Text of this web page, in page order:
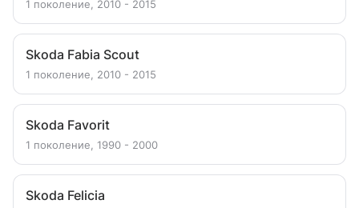
1 поколение, 2010 - 2015
Skoda Fabia Scout
1 поколение, 2010 - 2015
Skoda Favorit
1 поколение, 1990 - 2000
Skoda Felicia